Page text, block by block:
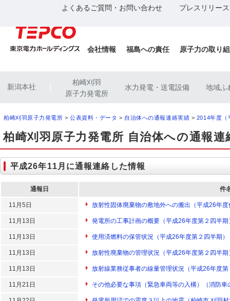
よくあるご質問・お問い合わせ プレスリリー
会社情報 福島への責任 原子力の取り
新潟本社
柏崎刈羽
原子力発電所
水力発電・送電設備 地域ふ
柏崎刈羽原子力発電所 >公表資料・データ > 自治体への通報連絡実績 > 2014年度（
柏崎刈羽原子力発電所 自治体への通報連
平成26年11月に通報連絡した情報
通報日 件
11月5日 放射性固体廃棄物の敷地外への搬出（平成26年
11月13日 発電所の工事計画の概要（平成26年度第２四半期
11月13日 使用済燃料の保管状況（平成26年度第２四半期）
11月13日 放射性廃棄物の管理状況（平成26年度第２四半期
11月13日 放射線業務従事者の線量管理状況（平成26年度
11月21日 その他必要な事項（緊急車両等の入構）（消防車